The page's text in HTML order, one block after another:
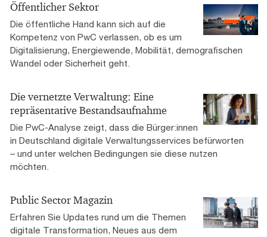
Öffentlicher Sektor
Die öffentliche Hand kann sich auf die
Kompetenz von PwC verlassen, ob es um
Digitalisierung, Energiewende, Mobilität, demograﬁschen
Wandel oder Sicherheit geht.
Die vernetzte Verwaltung: Eine
repräsentative Bestandsaufnahme
Die PwC-Analyse zeigt, dass die Bürger:innen
in Deutschland digitale Verwaltungsservices befürworten
– und unter welchen Bedingungen sie diese nutzen
möchten.
Public Sector Magazin
Erfahren Sie Updates rund um die Themen
digitale Transformation, Neues aus dem